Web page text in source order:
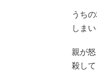
うち
しま
親が
殺し